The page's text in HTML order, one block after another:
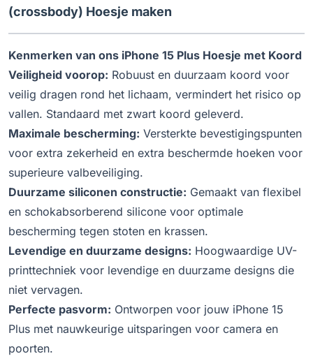
(crossbody) Hoesje maken
Kenmerken van ons iPhone 15 Plus Hoesje met Koord
Veiligheid voorop: Robuust en duurzaam koord voor
veilig dragen rond het lichaam, vermindert het risico op
vallen. Standaard met zwart koord geleverd.
Maximale bescherming: Versterkte bevestigingspunten
voor extra zekerheid en extra beschermde hoeken voor
superieure valbeveiliging.
Duurzame siliconen constructie: Gemaakt van flexibel
en schokabsorberend silicone voor optimale
bescherming tegen stoten en krassen.
Levendige en duurzame designs: Hoogwaardige UV-
printtechniek voor levendige en duurzame designs die
niet vervagen.
Perfecte pasvorm: Ontworpen voor jouw iPhone 15
Plus met nauwkeurige uitsparingen voor camera en
poorten.